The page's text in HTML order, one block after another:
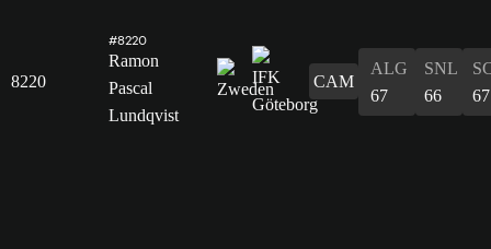
8220
#8220
Ramon
Pascal
Lundqvist
CAM
ALG
67
SNL
66
67